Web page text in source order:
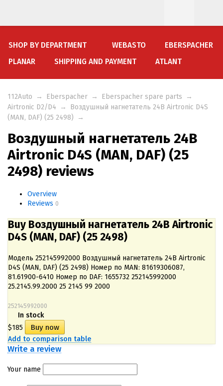
SHOP BY DEPARTMENT WEBASTO
EBERSPACHER
PLANAR
SHIPPING AND PAYMENT ATLANT
112Auto → Eberspacher → Eberspacher spare parts
→
Airtronic D2/D4
→
Воздушный нагнетатель 24В Airtronic D4S
(MAN, DAF) (25 2498)
→
Воздушный нагнетатель 24В
Airtronic D4S (MAN, DAF) (25
2498) reviews
Overview
Reviews 0
Buy Воздушный нагнетатель 24В Airtronic
D4S (MAN, DAF) (25 2498)
Модель 252145992000 Воздушный нагнетатель 24В Airtronic
D4S (MAN, DAF) (25 2498) Номер по MAN: 81619306087,
81.61900-6410 Номер по DAF: 1655732 252145992000
25.2145.99.2000 25 2145 99 2000
252145992000
In stock
$185
Add to comparison table
Write a review
Your name